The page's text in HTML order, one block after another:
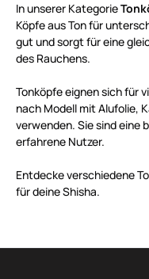
In unserer Kategorie
Köpfe aus Ton für
gut und sorgt für eine
des Rauchens.
Tonköpfe eignen sich für
nach Modell mit Alufolie,
verwenden. Sie sind eine
erfahrene Nutzer.
Entdecke verschiedene
für deine Shisha.